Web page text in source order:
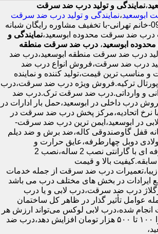
،نمایندگی و تولید درب ضد سرقت
ابوسعید،نمایندگی و تولید درب ضد سرقت
،09192211934-خانم تهرانی-با تخفیف مشاوره رایگان شبانه
ضد سرقت محدوده ابوسعید،نمایندگی و
ابوسعید، درب ضد سرقت منطقه
درب ضد سرقت منطقه ابوسعید،درب ضد
درب ضد سرقت،فروش انواع درب ضد
مناسب ترین قیمت،تولید کننده و نماینده
ترکیه.فروش ویژه درب ضد سرقت،درب
و وارداتی.درب ضد سرقت ترک.درب ضد
درب داخلی در ابوسعید،حمل بار ادارات در
نرخ اتحادیه،مرکز پخش درب ضد سرقت در
در ابوسعید،ایمن ترین درب ضد سرقت-
قفل گاوصندوقی کاله،ضد برش و ضد دیلم
فولادی دوبل چهارطرفه،عایق حرارت و
صوت،اکیپ نصاب حرفه ای با گارانتی نصب 2 ساله،نصب 2
از 9 سال سابقه.کیفیت بالا و قیمت
درب ضد سرقت از جمله خدمات
ایرادات در بخش های مختلف درب می باشد
درب ضد سرقت،درب لابی و یا درب
عوامل تأثیر گذار در ظاهر کل ساختمان
شده،درب لابی لوکس می‌تواند ارزش هر
متر مربع از آپارتمان را ۱۰۰ تا ۵۰۰ هزار تومان افزایش دهد،درب ضد